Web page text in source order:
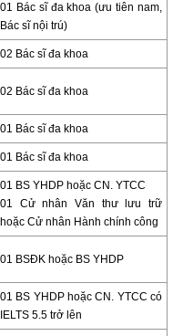
01 Bác sĩ đa khoa (ưu tiên nam,
Bác sĩ nội trú)
02 Bác sĩ đa khoa
02 Bác sĩ đa khoa
01 Bác sĩ đa khoa
01 Bác sĩ đa khoa
01 BS YHDP hoặc CN. YTCC
01 Cử nhân Văn thư lưu trữ
hoặc Cử nhân Hành chính công
01 BSĐK hoặc BS YHDP
01 BS YHDP hoặc CN. YTCC có
IELTS 5.5 trở lên